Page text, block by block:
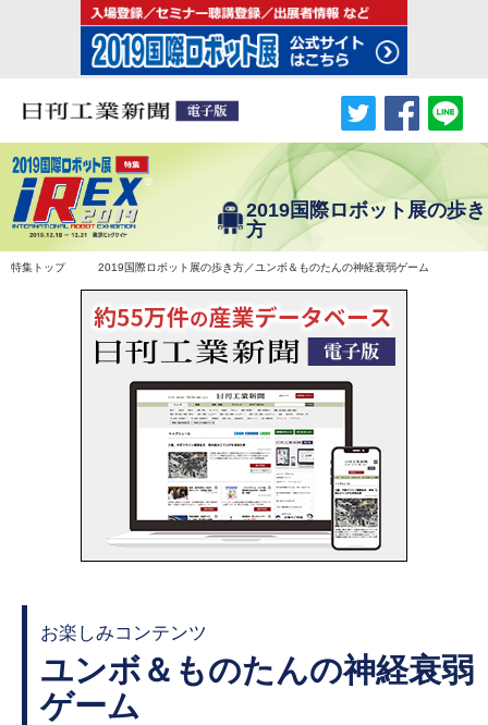
特集トップ 2019国際ロボット展の歩き方／ユンボ＆ものたんの神経衰弱ゲーム
2019国際ロボット展の歩き
方
お楽しみコンテンツ
ユンボ＆ものたんの神経衰弱
ゲーム